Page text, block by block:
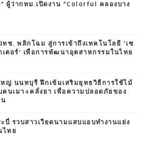
ผู้ว่ากทม.เปิดงาน “Colorful คลองบาง
ทช. พลิกโฉม สู่การเข้าถึงเทคโนโลยี ‘เซ
ตอร์’ เพื่อการพัฒนาอุตสาหกรรมในไทย
หญ่ นนทบุรี ฝึกเข้มเสริมยุทธวิธีการใช้ไม้
คนเมา+คลั่งยา เพื่อความปลอดภัยของ
บี่ รวบสาวเวียดนามแสบแอบทำงานแย่ง
ไทย